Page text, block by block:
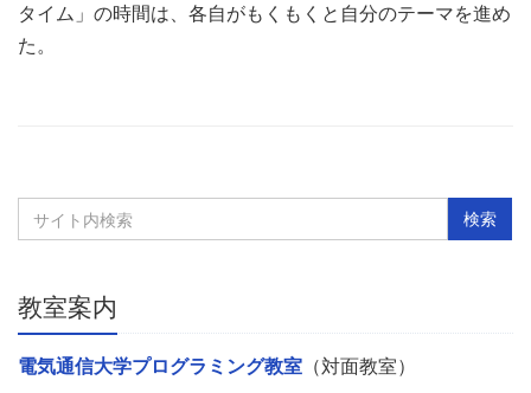
タイム」の時間は、各自がもくもくと自分のテーマを進め
た。
教室案内
電気通信大学プログラミング教室 （対面教室）